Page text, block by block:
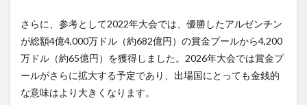
さらに、参考として2022年大会では、優勝したアルゼンチン
が総額4億4,000万ドル（約682億円）の賞金プールから4,200
万ドル（約65億円）を獲得しました。2026年大会では賞金プ
ールがさらに拡大する予定であり、出場国にとっても金銭的
な意味はより大きくなります。